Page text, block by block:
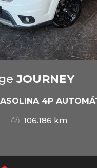
JOURNEY
4P
106.186 km